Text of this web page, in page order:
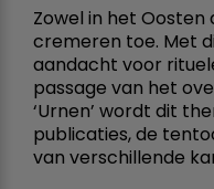
Zowel in het
cremeren toe. Met
aandacht voor
passage van het
‘Urnen’ wordt dit
publicaties, de
van verschillende